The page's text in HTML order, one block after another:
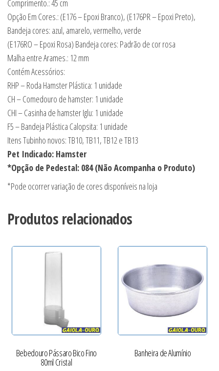
Comprimento.: 45 cm
Opção Em Cores.: (E176 – Epoxi Branco), (E176PR – Epoxi Preto),
Bandeja cores: azul, amarelo, vermelho, verde
(E176RO – Epoxi Rosa) Bandeja cores: Padrão de cor rosa
Malha entre Arames.: 12 mm
Contém Acessórios:
RHP – Roda Hamster Plástica: 1 unidade
CH – Comedouro de hamster: 1 unidade
CHI – Casinha de hamster Iglu: 1 unidade
F5 – Bandeja Plástica Calopsita: 1 unidade
Itens Tubinho novos: TB10, TB11, TB12 e TB13
Pet Indicado: Hamster
*Opção de Pedestal: 084 (Não Acompanha o Produto)
*Pode ocorrer variação de cores disponíveis na loja
Produtos relacionados
Bebedouro Pássaro Bico Fino
80ml Cristal
Banheira de Alumínio